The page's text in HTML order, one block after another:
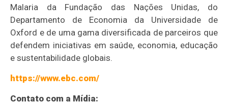
Malaria da Fundação das Nações Unidas, do
Departamento de Economia da Universidade de
Oxford e de uma gama diversificada de parceiros que
defendem iniciativas em saúde, economia, educação
e sustentabilidade globais.
https://www.ebc.com/
Contato com a Mídia: